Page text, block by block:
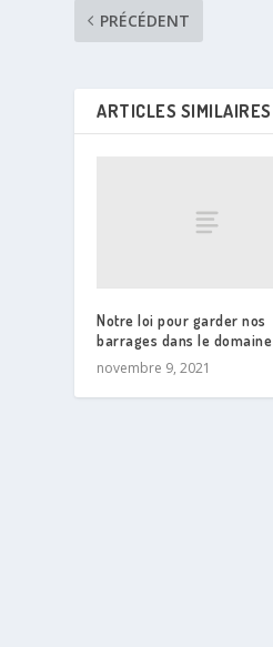
PRÉCÉDENT
ARTICLES SIMILAIRES
Notre loi pour garder nos
barrages dans le
novembre 9, 2021